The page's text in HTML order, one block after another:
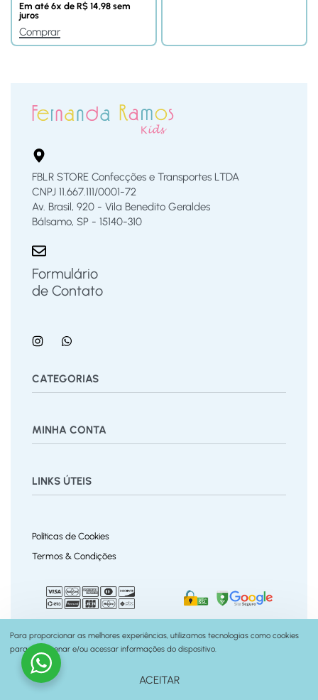
Em até 6x de R$ 14,98 sem
juros
Comprar
FBLR STORE Confecções e Transportes LTDA
CNPJ 11.667.111/0001-72
Av. Brasil, 920 - Vila Benedito Geraldes
Bálsamo, SP - 15140-310
Formulário
de Contato
CATEGORIAS
Vestido
MINHA CONTA
Pedidos
LINKS ÚTEIS
Trocas e Devoluções
Políticas do Site
Políticas de Cookies
Termos & Condições
© Fernanda Ramos Kids
2026. Todos os Direitos
Reservados.
feito por
Para proporcionar as melhores experiências, utilizamos tecnologias como cookies
para armazenar e/ou acessar informações do dispositivo.
ACEITAR